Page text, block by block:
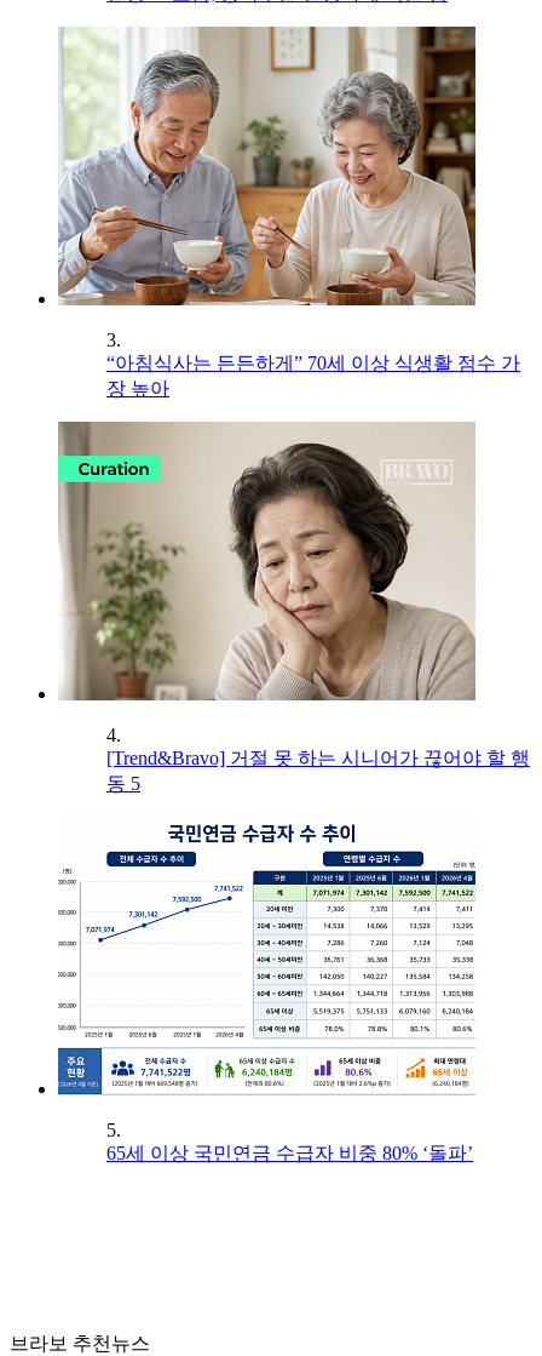
3.
“아침식사는 든든하게” 70세 이상 식생활 점수 가
장 높아
4.
[Trend&Bravo] 거절 못 하는 시니어가 끊어야 할 행
동 5
5.
65세 이상 국민연금 수급자 비중 80% ‘돌파’
브라보 추천뉴스